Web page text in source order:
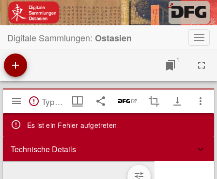
Digitale Sammlungen: Ostasien
1
Mirador
Viewer TypeError: Failed to fetch
Es ist ein Fehler aufgetreten
Technische Details